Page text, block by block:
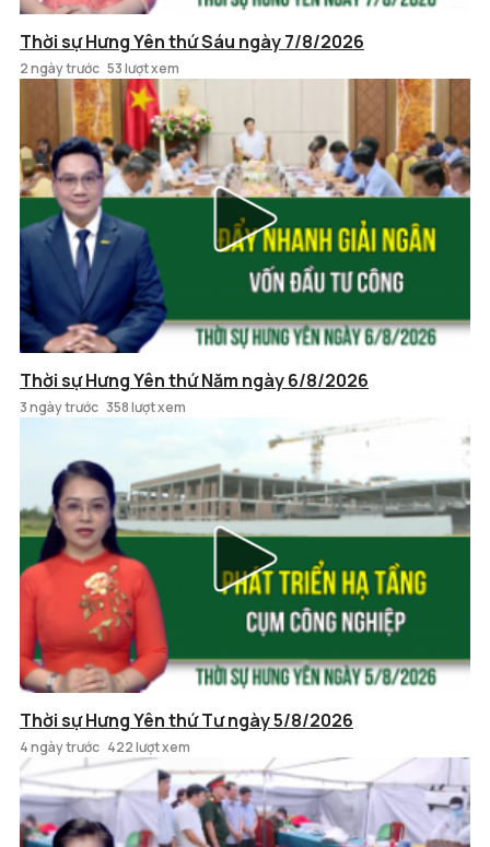
Thời sự Hưng Yên thứ Sáu ngày 7/8/2026
2 ngày trước 53 lượt xem
Thời sự Hưng Yên thứ Năm ngày 6/8/2026
3 ngày trước 358 lượt xem
Thời sự Hưng Yên thứ Tư ngày 5/8/2026
4 ngày trước 422 lượt xem